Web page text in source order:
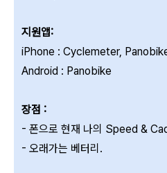
지원앱:
iPhone : Cyclemeter,
Android : Panobike
장점 :
- 폰으로 현재 나의 Speed &
- 오래가는 베터리.